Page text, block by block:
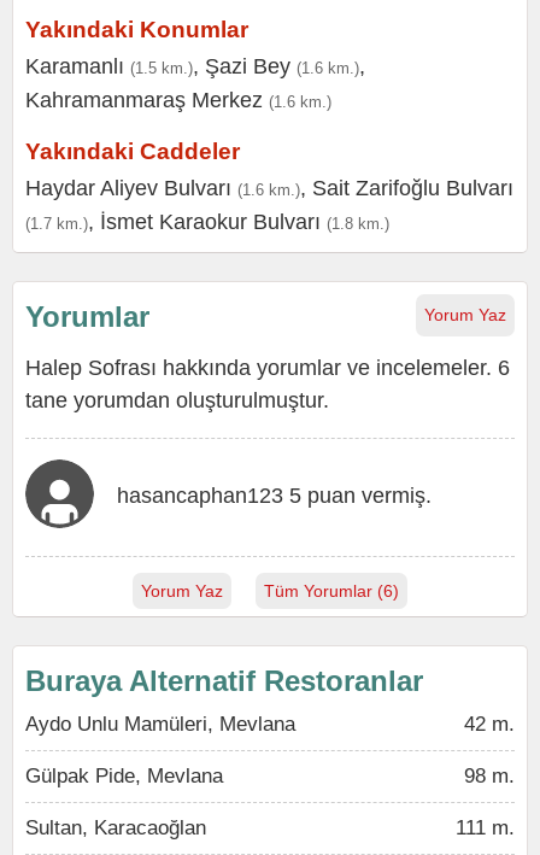
Yakındaki Konumlar
Karamanlı (1.5 km.), Şazi Bey (1.6 km.),
Kahramanmaraş Merkez (1.6 km.)
Yakındaki Caddeler
Haydar Aliyev Bulvarı (1.6 km.), Sait Zarifoğlu Bulvarı
(1.7 km.), İsmet Karaokur Bulvarı (1.8 km.)
Yorum Yaz
Yorumlar
Halep Sofrası hakkında yorumlar ve incelemeler. 6
tane yorumdan oluşturulmuştur.
hasancaphan123 5 puan vermiş.
Yorum Yaz Tüm Yorumlar (6)
Buraya Alternatif Restoranlar
Aydo Unlu Mamüleri, Mevlana 42 m.
Gülpak Pide, Mevlana 98 m.
Sultan, Karacaoğlan 111 m.